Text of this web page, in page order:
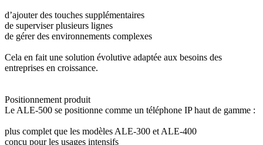
d’ajouter des touches supplémentaires
de superviser plusieurs lignes
de gérer des environnements complexes
Cela en fait une solution évolutive adaptée aux besoins des
entreprises en croissance.
Positionnement produit
Le ALE-500 se positionne comme un téléphone IP haut de gamme :
plus complet que les modèles ALE-300 et ALE-400
conçu pour les usages intensifs